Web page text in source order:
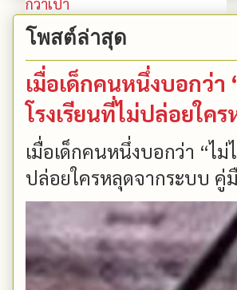
โพสต์ล่าสุด
เมื่อเด็กคนหนึ่งบอกว่
โรงเรียนที่ไม่ปล่อยใค
เมื่อเด็กคนหนึ่งบอกว่า “ไ
ปล่อยใครหลุดจากระบบ คู่